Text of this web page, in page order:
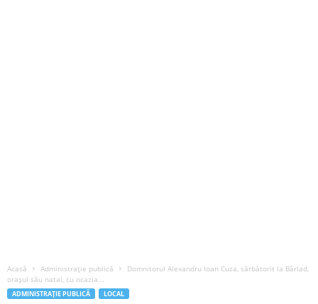
Acasă Administrație publică
Domnitorul Alexandru Ioan Cuza, sărbătorit la Bârlad,
orașul său natal, cu ocazia...
ADMINISTRAȚIE PUBLICĂ LOCAL